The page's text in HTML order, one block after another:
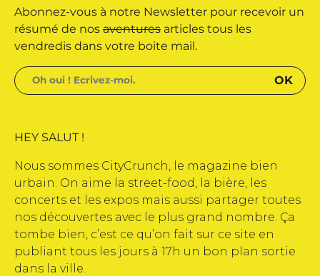
par Buena Onda Web •
Abonnez-vous à notre Newsletter pour recevoir un
résumé de nos aventures articles tous les
vendredis dans votre boite mail.
HEY SALUT !
Nous sommes CityCrunch, le magazine bien
urbain. On aime la street-food, la bière, les
concerts et les expos mais aussi partager toutes
nos découvertes avec le plus grand nombre. Ça
tombe bien, c’est ce qu’on fait sur ce site en
publiant tous les jours à 17h un bon plan sortie
dans la ville.